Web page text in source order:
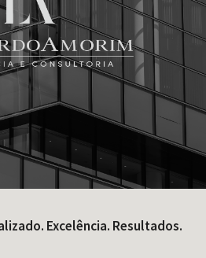
Excelência. Resultados.